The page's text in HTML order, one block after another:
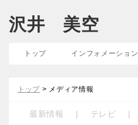
沢井 美空
トップ インフォメーション
トップ > メディア情報
最新情報 | テレビ |